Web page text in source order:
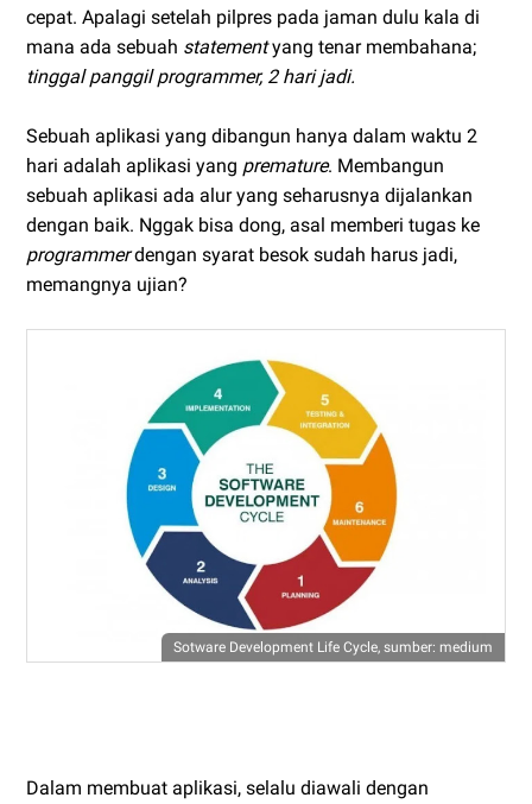
cepat. Apalagi setelah pilpres pada jaman dulu kala di
mana ada sebuah statementyang tenar membahana;
tinggal panggil programmer, 2 hari jadi.
Sebuah aplikasi yang dibangun hanya dalam waktu 2
hari adalah aplikasi yang premature. Membangun
sebuah aplikasi ada alur yang seharusnya dijalankan
dengan baik. Nggak bisa dong, asal memberi tugas ke
programmerdengan syarat besok sudah harus jadi,
memangnya ujian?
Sotware Development Life Cycle, sumber: medium
Dalam membuat aplikasi, selalu diawali dengan